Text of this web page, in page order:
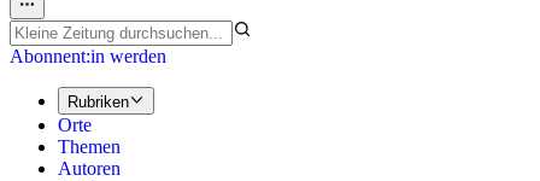
Abonnent:in werden
Rubriken
Orte
Themen
Autoren